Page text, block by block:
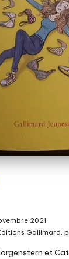
2021
Gallimard,
et